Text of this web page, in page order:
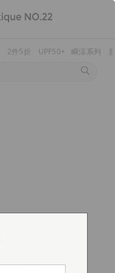
2件5折 UPF50+ 瞬涼系列